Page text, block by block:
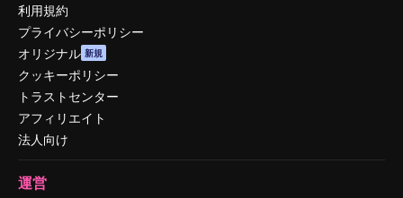
利用規約
プライバシーポリシー
オリジナル 新規
クッキーポリシー
トラストセンター
アフィリエイト
法人向け
運営